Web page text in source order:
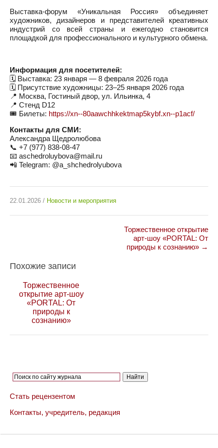
Выставка-форум «Уникальная Россия» объединяет
художников, дизайнеров и представителей креативных
индустрий со всей страны и ежегодно становится
площадкой для профессионального и культурного обмена.
Информация для посетителей:
🗓 Выставка: 23 января — 8 февраля 2026 года
🗓 Присутствие художницы: 23–25 января 2026 года
📍 Москва, Гостиный двор, ул. Ильинка, 4
📍 Стенд D12
🎟 Билеты: https://xn--80aawchhkektmap5kybf.xn--p1acf/
Контакты для СМИ:
Александра Щедролюбова
📞 +7 (977) 838-08-47
📧 aschedroluybova@mail.ru
📲 Telegram: @a_shchedrolyubova
22.01.2026 / Новости и мероприятия
Торжественное открытие
арт-шоу «PORTAL: От
природы к сознанию» →
Похожие записи
Торжественное
открытие арт-шоу
«PORTAL: От
природы к
сознанию»
Стать рецензентом
Контакты, учредитель, редакция